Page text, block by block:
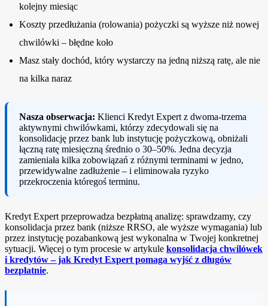
kolejny miesiąc
Koszty przedłużania (rolowania) pożyczki są wyższe niż nowej
chwilówki – błędne koło
Masz stały dochód, który wystarczy na jedną niższą ratę, ale nie
na kilka naraz
Nasza obserwacja: Klienci Kredyt Expert z dwoma-trzema
aktywnymi chwilówkami, którzy zdecydowali się na
konsolidację przez bank lub instytucję pożyczkową, obniżali
łączną ratę miesięczną średnio o 30–50%. Jedna decyzja
zamieniała kilka zobowiązań z różnymi terminami w jedno,
przewidywalne zadłużenie – i eliminowała ryzyko
przekroczenia któregoś terminu.
Kredyt Expert przeprowadza bezpłatną analizę: sprawdzamy, czy
konsolidacja przez bank (niższe RRSO, ale wyższe wymagania) lub
przez instytucję pozabankową jest wykonalna w Twojej konkretnej
sytuacji. Więcej o tym procesie w artykule konsolidacja chwilówek
i kredytów – jak Kredyt Expert pomaga wyjść z długów
bezpłatnie.